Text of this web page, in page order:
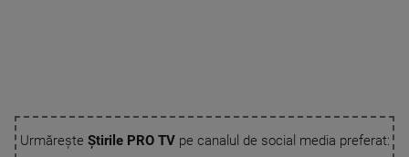
Urmărește Știrile PRO TVpe canalul de social media preferat: